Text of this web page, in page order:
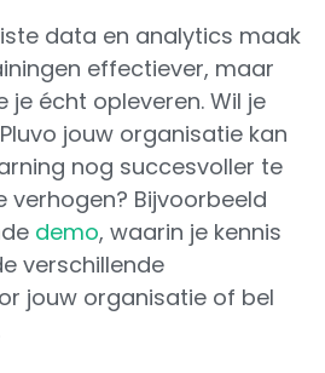
data en analytics maak
effectiever, maar
je écht opleveren. Wil je
jouw organisatie kan
nog succesvoller te
verhogen? Bijvoorbeeld
demo, waarin je kennis
verschillende
jouw organisatie of bel